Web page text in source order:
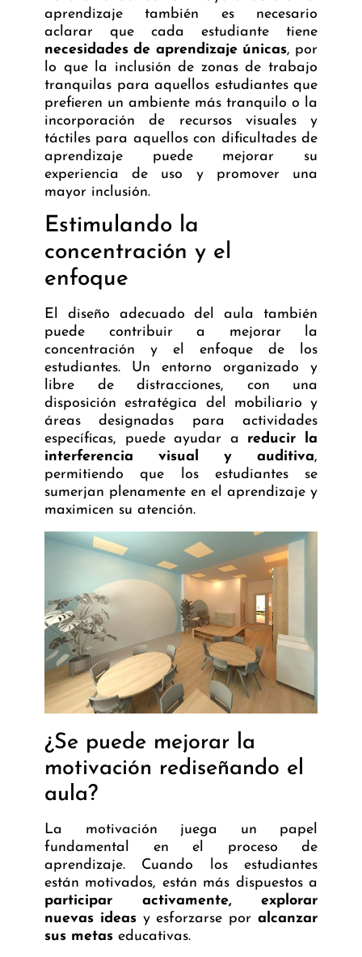
aprendizaje también es necesario
aclarar que cada estudiante tiene
necesidades de aprendizaje únicas, por
lo que la inclusión de zonas de trabajo
tranquilas para aquellos estudiantes que
prefieren un ambiente más tranquilo o la
incorporación de recursos visuales y
táctiles para aquellos con dificultades de
aprendizaje puede mejorar su
experiencia de uso y promover una
mayor inclusión.
Estimulando la
concentración y el
enfoque
El diseño adecuado del aula también
puede contribuir a mejorar la
concentración y el enfoque de los
estudiantes. Un entorno organizado y
libre de distracciones, con una
disposición estratégica del mobiliario y
áreas designadas para actividades
específicas, puede ayudar a reducir la
interferencia visual y auditiva,
permitiendo que los estudiantes se
sumerjan plenamente en el aprendizaje y
maximicen su atención.
¿Se puede mejorar la
motivación rediseñando el
aula?
La motivación juega un papel
fundamental en el proceso de
aprendizaje. Cuando los estudiantes
están motivados, están más dispuestos a
participar activamente, explorar
nuevas ideasy esforzarse poralcanzar
sus metas educativas.